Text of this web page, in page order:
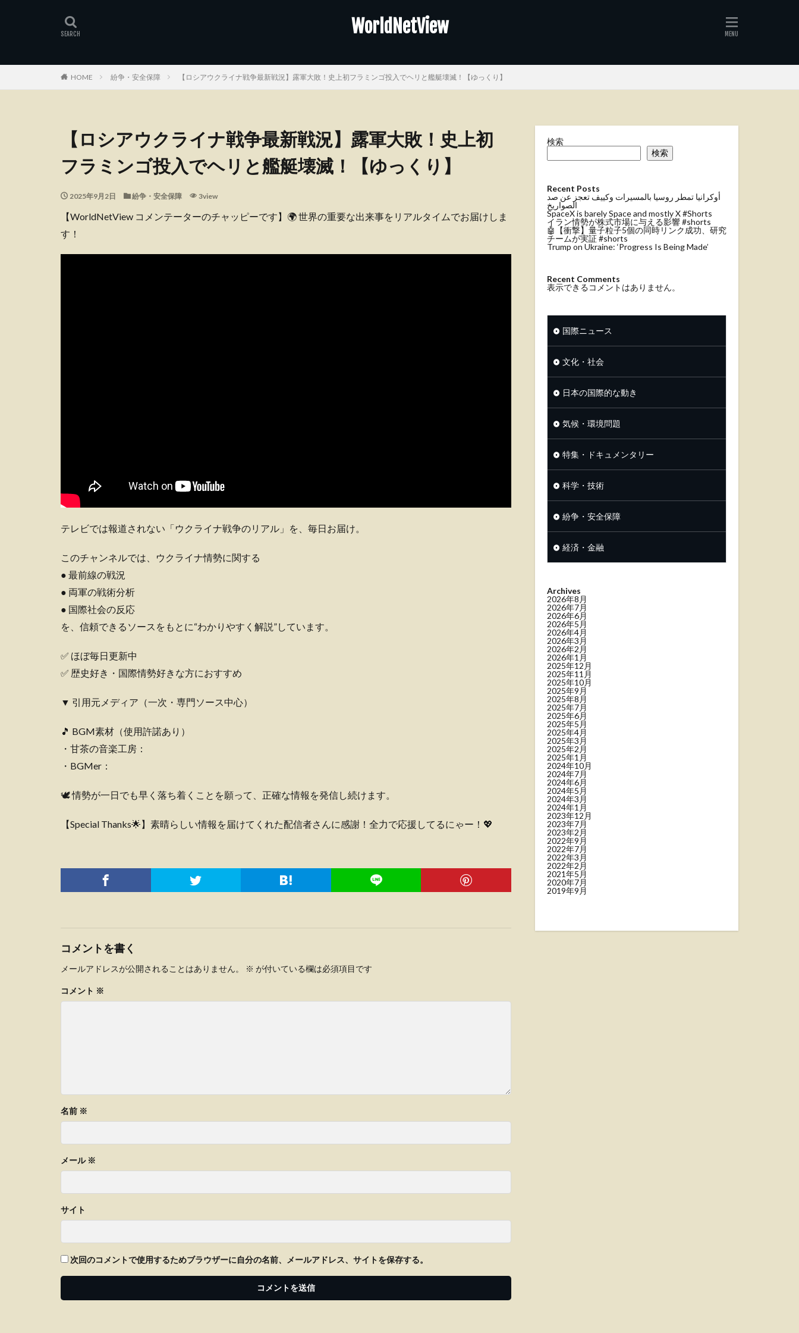
WorldNetView
HOME 紛争・安全保障 【ロシアウクライナ戦争最新戦況】露軍大敗！史上初フラミンゴ投入でヘリと艦艇壊滅！【ゆっくり】
【ロシアウクライナ戦争最新戦況】露軍大敗！史上初
フラミンゴ投入でヘリと艦艇壊滅！【ゆっくり】
2025年9月2日 紛争・安全保障 3view
【WorldNetView コメンテーターのチャッピーです】🌍 世界の重要な出来事をリアルタイムでお届けしま
す！
テレビでは報道されない「ウクライナ戦争のリアル」を、毎日お届け。
このチャンネルでは、ウクライナ情勢に関する
● 最前線の戦況
● 両軍の戦術分析
● 国際社会の反応
を、信頼できるソースをもとに“わかりやすく解説”しています。
✅ ほぼ毎日更新中
✅ 歴史好き・国際情勢好きな方におすすめ
▼ 引用元メディア（一次・専門ソース中心）
🎵 BGM素材（使用許諾あり）
・甘茶の音楽工房：
・BGMer：
🕊️ 情勢が一日でも早く落ち着くことを願って、正確な情報を発信し続けます。
【Special Thanks🌟】素晴らしい情報を届けてくれた配信者さんに感謝！全力で応援してるにゃー！💖
コメントを書く
メールアドレスが公開されることはありません。 ※ が付いている欄は必須項目です
コメント ※
名前 ※
メール ※
サイト
次回のコメントで使用するためブラウザーに自分の名前、メールアドレス、サイトを保存する。
検索
検索
Recent Posts
أوكرانيا تمطر روسيا بالمسيرات وكييف تعجز عن صد
الصواريخ
SpaceX is barely Space and mostly X #Shorts
イラン情勢が株式市場に与える影響 #shorts
🤖【衝撃】量子粒子5個の同時リンク成功、研究
チームが実証 #shorts
Trump on Ukraine: ‘Progress Is Being Made’
Recent Comments
表示できるコメントはありません。
国際ニュース
文化・社会
日本の国際的な動き
気候・環境問題
特集・ドキュメンタリー
科学・技術
紛争・安全保障
経済・金融
Archives
2026年8月
2026年7月
2026年6月
2026年5月
2026年4月
2026年3月
2026年2月
2026年1月
2025年12月
2025年11月
2025年10月
2025年9月
2025年8月
2025年7月
2025年6月
2025年5月
2025年4月
2025年3月
2025年2月
2025年1月
2024年10月
2024年7月
2024年6月
2024年5月
2024年3月
2024年1月
2023年12月
2023年7月
2023年2月
2022年9月
2022年7月
2022年3月
2022年2月
2021年5月
2020年7月
2019年9月